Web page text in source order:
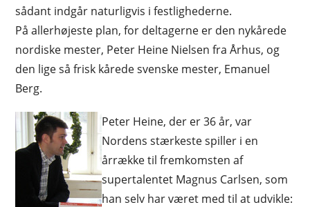
sådant indgår naturligvis i festlighederne.
På allerhøjeste plan, for deltagerne er den nykårede
nordiske mester, Peter Heine Nielsen fra Århus, og
den lige så frisk kårede svenske mester, Emanuel
Berg.
Peter Heine, der er 36 år, var
Nordens stærkeste spiller i en
årrække til fremkomsten af
supertalentet Magnus Carlsen, som
han selv har været med til at udvikle: